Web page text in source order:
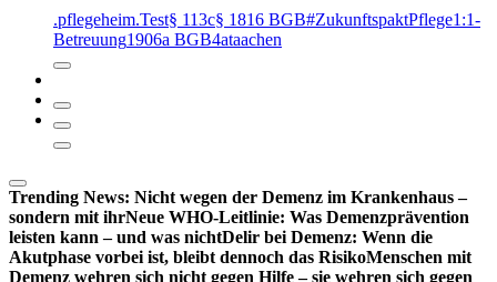
.pflegeheim.Test§ 113c§ 1816 BGB#ZukunftspaktPflege1:1-
Betreuung1906a BGB4ataachen
Trending News: Nicht wegen der Demenz im Krankenhaus –
sondern mit ihrNeue WHO-Leitlinie: Was Demenzprävention
leisten kann – und was nichtDelir bei Demenz: Wenn die
Akutphase vorbei ist, bleibt dennoch das RisikoMenschen mit
Demenz wehren sich nicht gegen Hilfe – sie wehren sich gegen